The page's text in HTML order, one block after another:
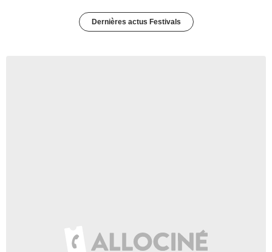
Dernières actus Festivals